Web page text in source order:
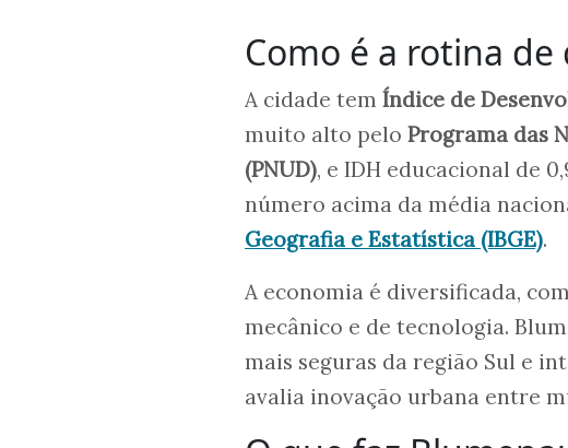
Como é a rotina
A cidade tem Índice de
muito alto pelo Programa das
(PNUD), e IDH educacional de
número acima da média
Geografia e Estatística (IBGE).
A economia é diversificada,
mecânico e de tecnologia.
mais seguras da região Sul e
avalia inovação urbana entre